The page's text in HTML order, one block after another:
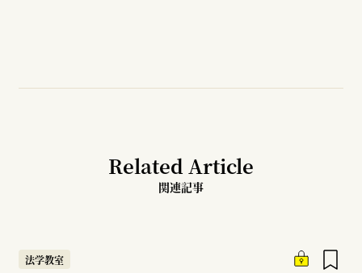
Related Article
関連記事
法学教室